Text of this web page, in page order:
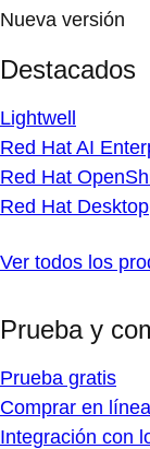
Nueva versión
Destacados
Lightwell
Red Hat AI
Red Hat
Red Hat Desktop
Ver todos los
Prueba y
Prueba gratis
Comprar en línea
Integración con